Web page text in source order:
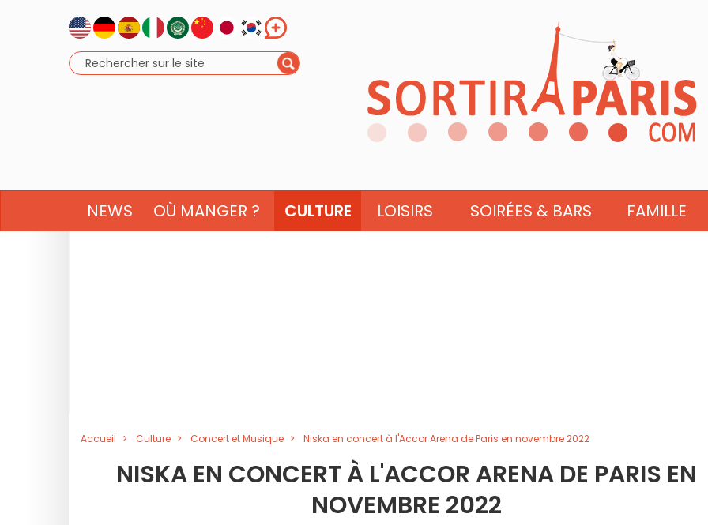
NEWS OÙ MANGER ? CULTURE LOISIRS SOIRÉES & BARS FAMILLE
Accueil Culture Concert et Musique Niska en concert à l'Accor Arena de Paris en novembre 2022
NISKA EN CONCERT À L'ACCOR ARENA DE PARIS EN
NOVEMBRE 2022